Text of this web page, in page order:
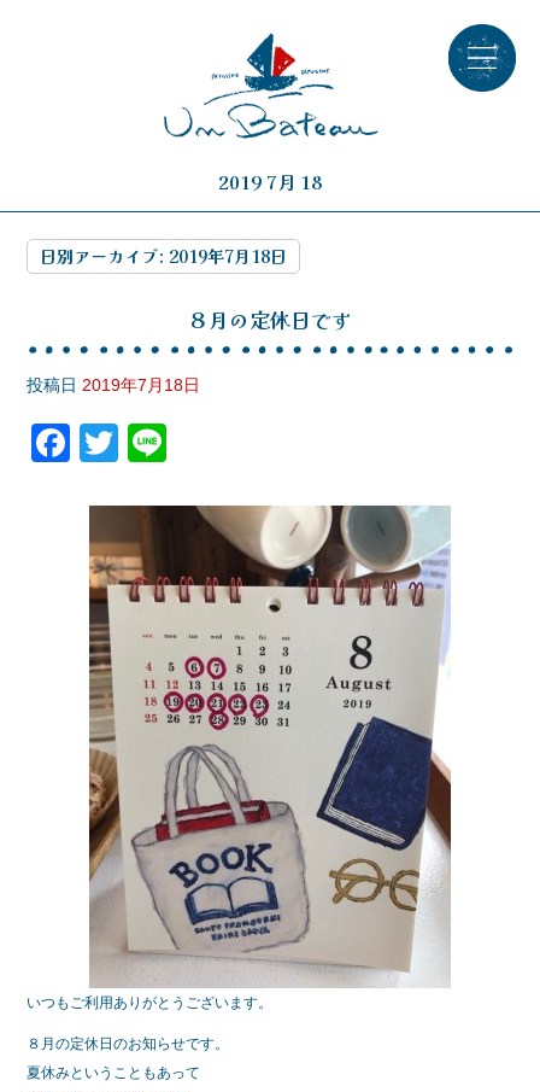
2019 7月 18
日別アーカイブ: 2019年7月18日
８月の定休日です
投稿日 2019年7月18日
F
c
e
b
o
o
k
T
tt
er
e
いつもご利用ありがとうございます。
８月の定休日のお知らせです。
夏休みということもあって